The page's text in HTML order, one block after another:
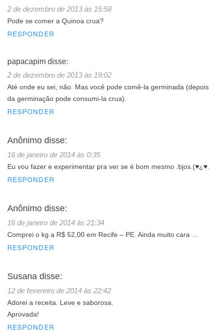
2 de dezembro de 2013 às 15:58
Pode se comer a Quinoa crua?
RESPONDER
papacapim disse:
2 de dezembro de 2013 às 19:02
Até onde eu sei, não. Mas você pode comê-la germinada (depois
da germinação pode consumi-la crua).
RESPONDER
Anônimo disse:
16 de janeiro de 2014 às 0:35
Eu vou fazer e experimentar pra ver se é bom mesmo .bjos.(♥¿♥.
RESPONDER
Anônimo disse:
16 de janeiro de 2014 às 21:34
Comprei o kg a R$ 52,00 em Recife – PE. Ainda muito cara …
RESPONDER
Susana disse:
12 de fevereiro de 2014 às 22:42
Adorei a receita. Leve e saborosa.
Aprovada!
RESPONDER